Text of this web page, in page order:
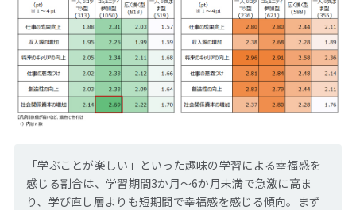
「学ぶことが楽しい」といった趣味の学習による幸福感を
感じる割合は、学習期間3か月～6か月未満で急激に高ま
り、学び直し層よりも短期間で幸福感を感じる傾向。まず